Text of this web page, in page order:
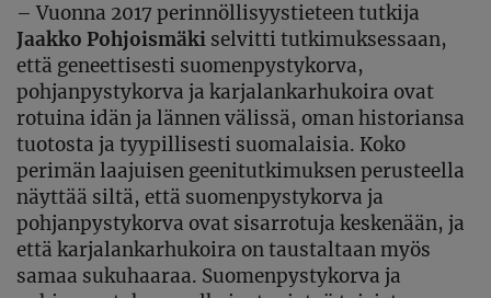
– Vuonna 2017 perinnöllisyystieteen tutkija
Jaakko Pohjoismäki selvitti tutkimuksessaan,
että geneettisesti suomenpystykorva,
pohjanpystykorva ja karjalankarhukoira ovat
rotuina idän ja lännen välissä, oman historiansa
tuotosta ja tyypillisesti suomalaisia. Koko
perimän laajuisen geenitutkimuksen perusteella
näyttää siltä, että suomenpystykorva ja
pohjanpystykorva ovat sisarrotuja keskenään, ja
että karjalankarhukoira on taustaltaan myös
samaa sukuhaaraa. Suomenpystykorva ja